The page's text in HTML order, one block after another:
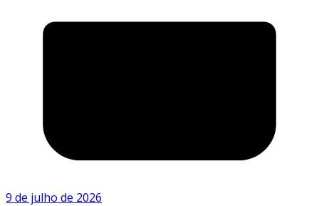
9 de julho de 2026